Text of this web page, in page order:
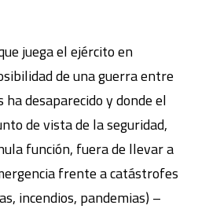
juega el ejército en
de una guerra entre
desaparecido y donde el
de vista de la seguridad,
función, fuera de llevar a
frente a catástrofes
incendios, pandemias) –